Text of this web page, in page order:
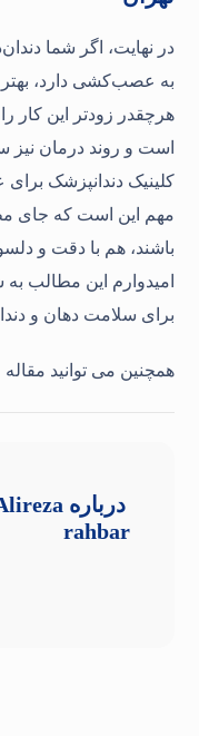
در نهایت، اگر شما
به عصب‌کشی دارد، بهتر
هرچقدر زودتر این کار
است و روند درمان نیز
کلینیکدندانپزشک
مهم این است که جای
باشند، هم با دقت و
امیدوارم این مطالب
برای سلامت دهان و
همچنین می توانید مقاله
درباره
rahbar